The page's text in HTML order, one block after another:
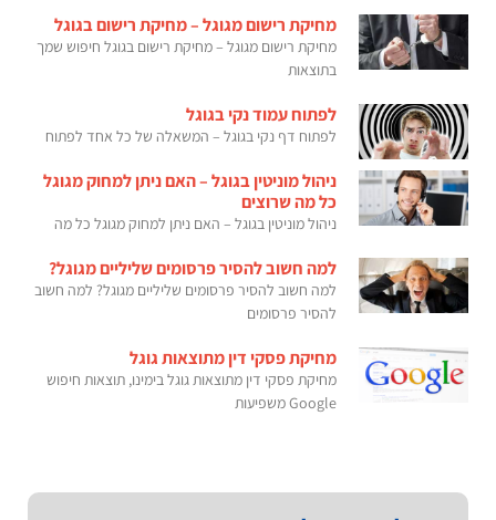
מחיקת רישום מגוגל – מחיקת רישום בגוגל
מחיקת רישום מגוגל – מחיקת רישום בגוגל חיפוש שמך
בתוצאות
לפתוח עמוד נקי בגוגל
לפתוח דף נקי בגוגל – המשאלה של כל אחד לפתוח
ניהול מוניטין בגוגל – האם ניתן למחוק מגוגל
כל מה שרוצים
ניהול מוניטין בגוגל – האם ניתן למחוק מגוגל כל מה
למה חשוב להסיר פרסומים שליליים מגוגל?
למה חשוב להסיר פרסומים שליליים מגוגל? למה חשוב
להסיר פרסומים
מחיקת פסקי דין מתוצאות גוגל
מחיקת פסקי דין מתוצאות גוגל בימינו, תוצאות חיפוש
Google משפיעות